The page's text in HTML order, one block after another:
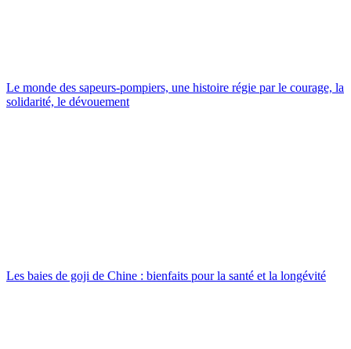
Le monde des sapeurs-pompiers, une histoire régie par le courage, la
solidarité, le dévouement
Les baies de goji de Chine : bienfaits pour la santé et la longévité